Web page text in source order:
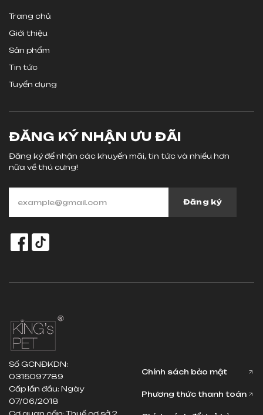
Trang chủ
Giới thiệu
Sản phẩm
Tin tức
Tuyển dụng
ĐĂNG KÝ NHẬN ƯU ĐÃI
Đăng ký để nhận các khuyến mãi, tin tức và nhiều hơn
nữa về thú cưng!
Đăng ký
Số GCNĐKDN:
0315097789
Cấp lần đầu: Ngày
07/06/2018
Chính sách bảo mật
Phương thức thanh toán